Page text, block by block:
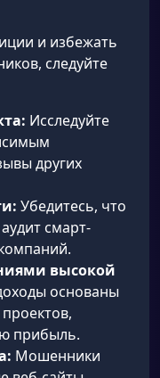
и избежать
следуйте
Исследуйте
других
Убедитесь, что
смарт-
высокой
основаны
прибыль.
Мошенники